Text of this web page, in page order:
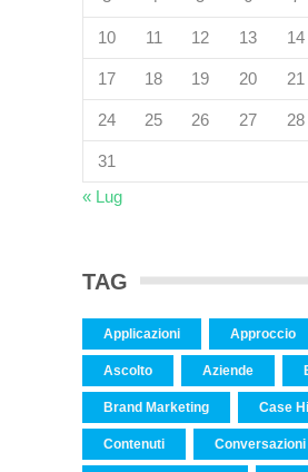
10 11 12 13 14
17 18 19 20 21
24 25 26 27 28
31
« Lug
TAG
Applicazioni Approccio
Ascolto Aziende
Brand Marketing Case
Contenuti Conversazioni